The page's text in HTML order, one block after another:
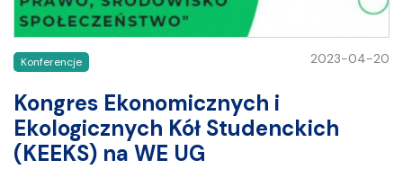
Konferencje 2023-04-20
Kongres Ekonomicznych i
Ekologicznych Kół Studenckich
(KEEKS) na WE UG